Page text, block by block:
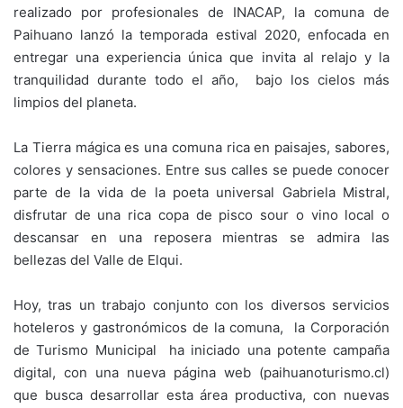
realizado por profesionales de INACAP, la comuna de
Paihuano lanzó la temporada estival 2020, enfocada en
entregar una experiencia única que invita al relajo y la
tranquilidad durante todo el año, bajo los cielos más
limpios del planeta.
La Tierra mágica es una comuna rica en paisajes, sabores,
colores y sensaciones. Entre sus calles se puede conocer
parte de la vida de la poeta universal Gabriela Mistral,
disfrutar de una rica copa de pisco sour o vino local o
descansar en una reposera mientras se admira las
bellezas del Valle de Elqui.
Hoy, tras un trabajo conjunto con los diversos servicios
hoteleros y gastronómicos de la comuna, la Corporación
de Turismo Municipal ha iniciado una potente campaña
digital, con una nueva página web (paihuanoturismo.cl)
que busca desarrollar esta área productiva, con nuevas